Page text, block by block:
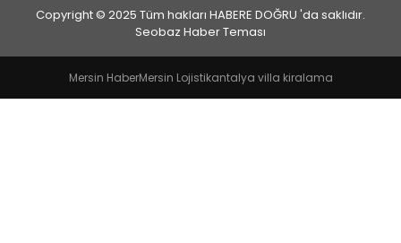
Copyright © 2025 Tüm hakları HABERE DOĞRU 'da saklıdır.
Seobaz Haber Teması
Mersin HaberMersin Lojistikantalya villa kiralama